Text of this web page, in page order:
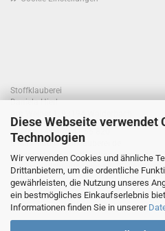
Diese Webseite verwendet
Technologien
Wir verwenden Cookies und ähnliche
Drittanbietern, um die ordentliche
gewährleisten, die Nutzung unseres
ein bestmögliches Einkaufserlebnis
Informationen finden Sie in unserer
Stoffklauberei
Daniela Hierl
Telefon +49 170 41 55 820
E-Mail: info@stoffklauberei.de
Umsatzsteuer-Identifikationsnummer:
USt. wird nicht ausgewiesen